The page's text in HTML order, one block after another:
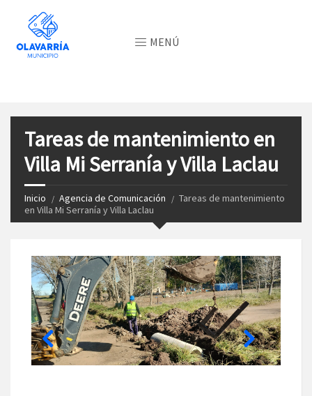
MENÚ
Tareas de mantenimiento en
Villa Mi Serranía y Villa Laclau
Inicio Agencia de Comunicación
Tareas de mantenimiento
en Villa Mi Serranía y Villa Laclau